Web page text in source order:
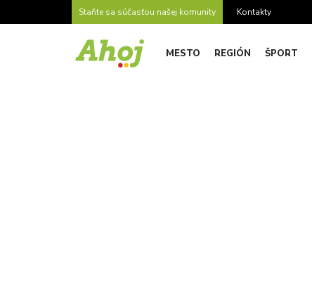
Staňte sa súčasťou našej komunity Kontakty
MESTO REGIÓN ŠPORT